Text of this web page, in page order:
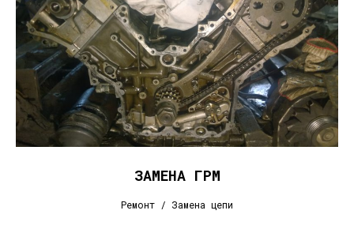
ЗАМЕНА ГРМ
Ремонт / Замена цепи